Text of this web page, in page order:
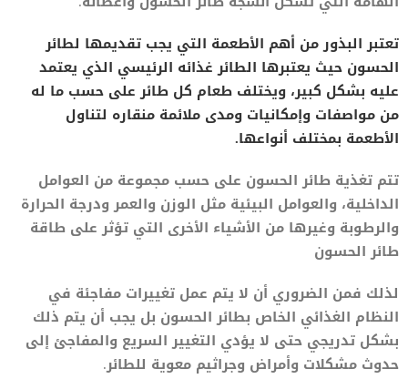
تعتبر البذور من أهم الأطعمة التي يجب تقديمها لطائر
الحسون حيث يعتبرها الطائر غذائه الرئيسي الذي يعتمد
عليه بشكل كبير، ويختلف طعام كل طائر على حسب ما له
من مواصفات وإمكانيات ومدى ملائمة منقاره لتناول
الأطعمة بمختلف أنواعها.
تتم تغذية طائر الحسون على حسب مجموعة من العوامل
الداخلية، والعوامل البيئية مثل الوزن والعمر ودرجة الحرارة
والرطوبة وغيرها من الأشياء الأخرى التي تؤثر على طاقة
طائر الحسون
لذلك فمن الضروري أن لا يتم عمل تغييرات مفاجئة في
النظام الغذائي الخاص بطائر الحسون بل يجب أن يتم ذلك
بشكل تدريجي حتى لا يؤدي التغيير السريع والمفاجئ إلى
حدوث مشكلات وأمراض وجراثيم معوية للطائر.